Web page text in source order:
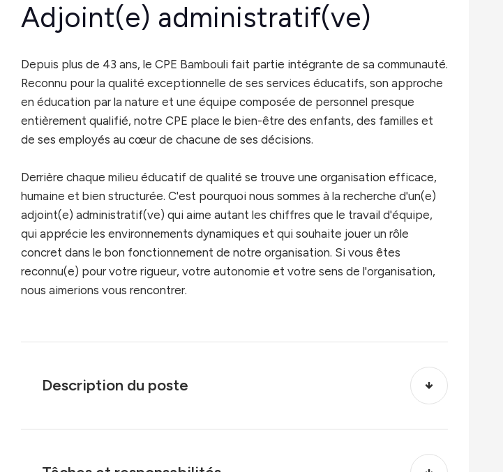
Expertise juridique RH
Recrutement
Attirer les meilleurs candidats
Trouvez le talent idéal
Adjoint(e) administratif(ve)
Depuis plus de 43 ans, le CPE Bambouli fait partie intégrante de sa communauté.
Reconnu pour la qualité exceptionnelle de ses services éducatifs, son approche
en éducation par la nature et une équipe composée de personnel presque
entièrement qualifié, notre CPE place le bien-être des enfants, des familles et
de ses employés au cœur de chacune de ses décisions.
Derrière chaque milieu éducatif de qualité se trouve une organisation efficace,
humaine et bien structurée. C'est pourquoi nous sommes à la recherche d'un(e)
adjoint(e) administratif(ve) qui aime autant les chiffres que le travail d'équipe,
qui apprécie les environnements dynamiques et qui souhaite jouer un rôle
concret dans le bon fonctionnement de notre organisation. Si vous êtes
reconnu(e) pour votre rigueur, votre autonomie et votre sens de l'organisation,
nous aimerions vous rencontrer.
Description du poste